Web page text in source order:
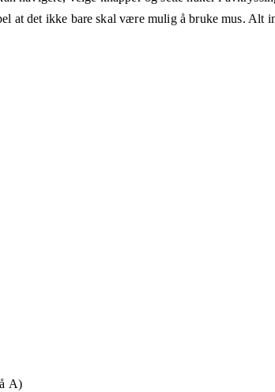
at det ikke bare skal være mulig å bruke mus. Alt
A)